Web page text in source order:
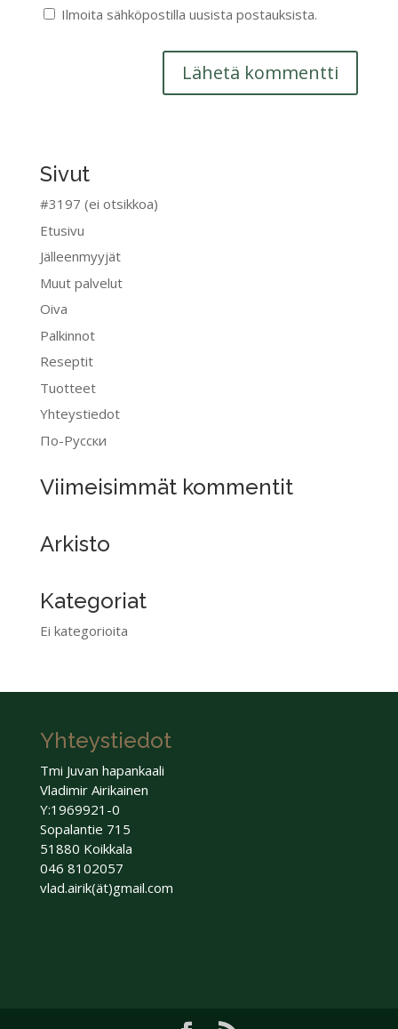
Ilmoita sähköpostilla uusista postauksista.
Sivut
#3197 (ei otsikkoa)
Etusivu
Jälleenmyyjät
Muut palvelut
Oiva
Palkinnot
Reseptit
Tuotteet
Yhteystiedot
По-Pусски
Viimeisimmät kommentit
Arkisto
Kategoriat
Ei kategorioita
Yhteystiedot
Tmi Juvan hapankaali
Vladimir Airikainen
Y:1969921-0
Sopalantie 715
51880 Koikkala
046 8102057
vlad.airik(ät)gmail.com